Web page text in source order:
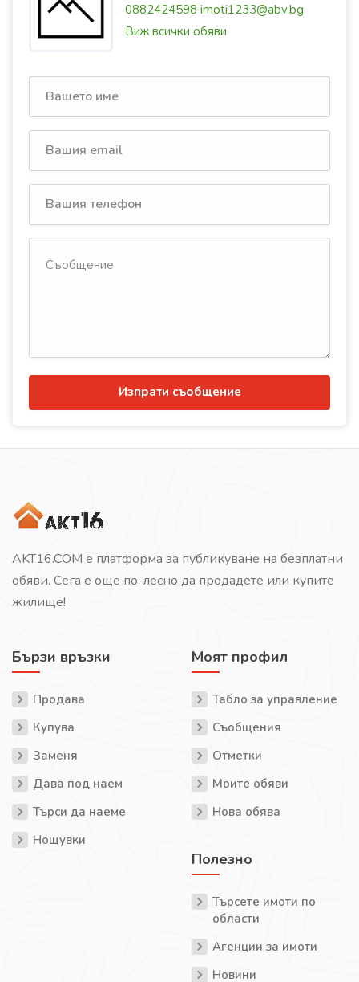
0882424598 imoti1233@abv.bg
Виж всички обяви
Изпрати съобщение
AKT16.COM е платформа за публикуване на безплатни
обяви. Сега е още по-лесно да продадете или купите
жилище!
Бързи връзки
Продава
Купува
Заменя
Дава под наем
Търси да наеме
Нощувки
Моят профил
Табло за управление
Съобщения
Отметки
Моите обяви
Нова обява
Полезно
Търсете имоти по
области
Агенции за имоти
Новини